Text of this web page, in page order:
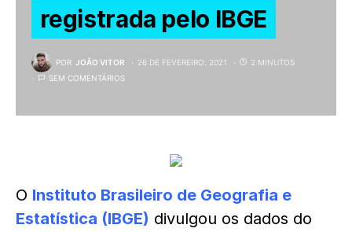
registrada pelo IBGE
POR JOÃO VITOR 26 DE FEVEREIRO, 2021
2 MINUTOS
SEM COMENTÁRIOS
O Instituto Brasileiro de Geografia e
Estatística (IBGE) divulgou os dados do